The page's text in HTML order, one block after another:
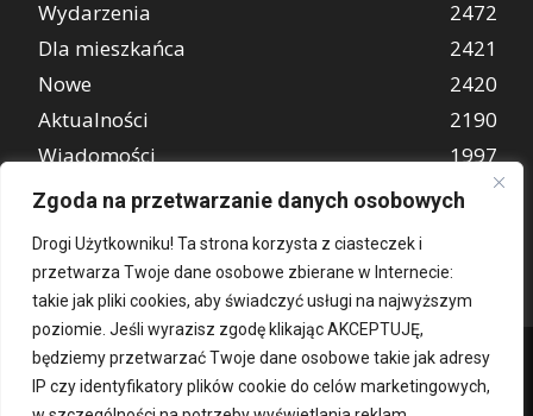
Zgoda na przetwarzanie danych osobowych
Drogi Użytkowniku! Ta strona korzysta z ciasteczek i
przetwarza Twoje dane osobowe zbierane w Internecie:
takie jak pliki cookies, aby świadczyć usługi na najwyższym
poziomie. Jeśli wyrazisz zgodę klikając AKCEPTUJĘ,
będziemy przetwarzać Twoje dane osobowe takie jak adresy
IP czy identyfikatory plików cookie do celów marketingowych,
Wydarzenia
2472
Dla mieszkańca
2421
Nowe
2420
Aktualności
2190
Wiadomości
1997
REKLAMA
849